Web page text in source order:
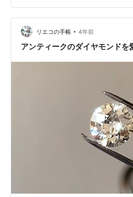
写ることもあり（奇跡の一…
リエコの手帳 • 4年前
アンティークのダイヤモンドを